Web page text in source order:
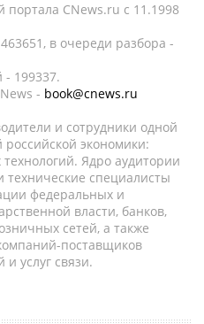
CNews.ru c 11.1998
в очереди разбора -
- 199337.
- book@cnews.ru
и сотрудники одной
экономики:
Ядро аудитории
специалисты
федеральных и
власти, банков,
сетей, а также
поставщиков
услуг связи.